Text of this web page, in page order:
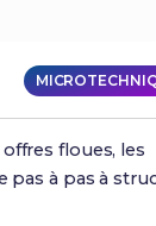
floues, les
pas à pas à